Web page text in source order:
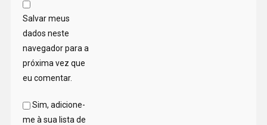
Salvar meus
dados neste
navegador para a
próxima vez que
eu comentar.
Sim, adicione-
me à sua lista de